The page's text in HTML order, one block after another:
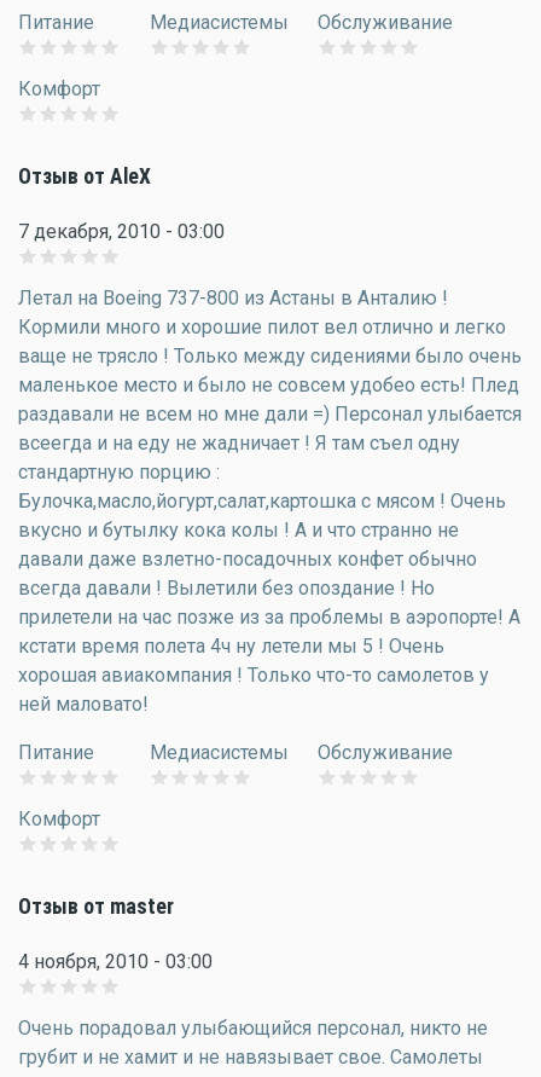
Питание Медиасистемы Обслуживание
Комфорт
Отзыв от AleX
7 декабря, 2010 - 03:00
Летал на Boeing 737-800 из Астаны в Анталию !
Кормили много и хорошие пилот вел отлично и легко
ваще не трясло ! Только между сидениями было очень
маленькое место и было не совсем удобео есть! Плед
раздавали не всем но мне дали =) Персонал улыбается
всеегда и на еду не жадничает ! Я там съел одну
стандартную порцию :
Булочка,масло,йогурт,салат,картошка с мясом ! Очень
вкусно и бутылку кока колы ! А и что странно не
давали даже взлетно-посадочных конфет обычно
всегда давали ! Вылетили без опоздание ! Но
прилетели на час позже из за проблемы в аэропорте! А
кстати время полета 4ч ну летели мы 5 ! Очень
хорошая авиакомпания ! Только что-то самолетов у
ней маловато!
Питание Медиасистемы Обслуживание
Комфорт
Отзыв от master
4 ноября, 2010 - 03:00
Очень порадовал улыбающийся персонал, никто не
грубит и не хамит и не навязывает свое. Самолеты